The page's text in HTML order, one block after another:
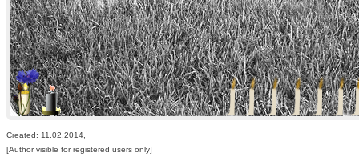
Created: 11.02.2014,
[Author visible for registered users only]